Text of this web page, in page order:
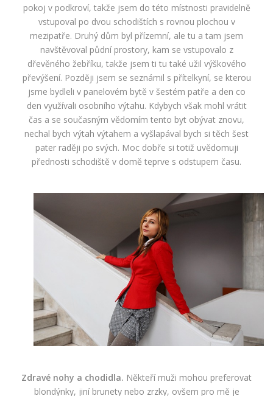
pokoj v podkroví, takže jsem do této místnosti pravidelně
vstupoval po dvou schodištích s rovnou plochou v
mezipatře. Druhý dům byl přízemní, ale tu a tam jsem
navštěvoval půdní prostory, kam se vstupovalo z
dřevěného žebříku, takže jsem ti tu také užil výškového
převýšení. Později jsem se seznámil s přítelkyní, se kterou
jsme bydleli v panelovém bytě v šestém patře a den co
den využívali osobního výtahu. Kdybych však mohl vrátit
čas a se současným vědomím tento byt obývat znovu,
nechal bych výtah výtahem a vyšlapával bych si těch šest
pater raději po svých. Moc dobře si totiž uvědomuji
přednosti schodiště v domě teprve s odstupem času.
Zdravé nohy a chodidla. Někteří muži mohou preferovat
blondýnky, jiní brunety nebo zrzky, ovšem pro mě je